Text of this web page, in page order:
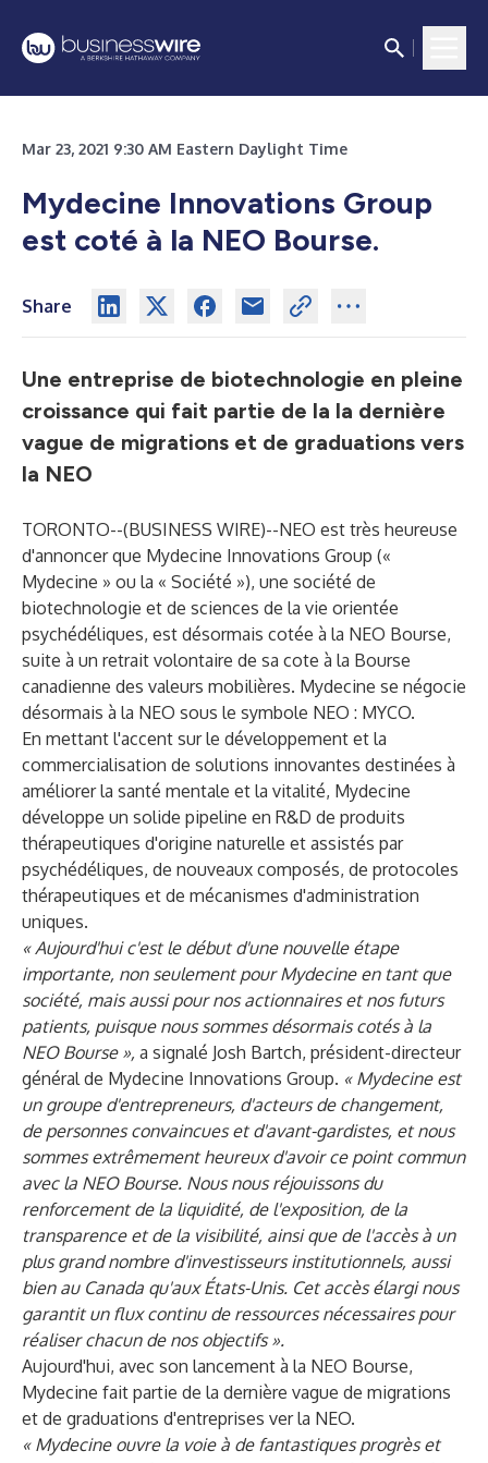
Mar 23, 2021 9:30 AM Eastern Daylight Time
Mydecine Innovations Group
est coté à la NEO Bourse.
Share
Une entreprise de biotechnologie en pleine
croissance qui fait partie de la la dernière
vague de migrations et de graduations vers
la NEO
TORONTO--(BUSINESS WIRE)--NEO est très heureuse
d'annoncer que Mydecine Innovations Group («
Mydecine » ou la « Société »), une société de
biotechnologie et de sciences de la vie orientée
psychédéliques, est désormais cotée à la NEO Bourse,
suite à un retrait volontaire de sa cote à la Bourse
canadienne des valeurs mobilières. Mydecine se négocie
désormais à la NEO sous le symbole NEO : MYCO.
En mettant l'accent sur le développement et la
commercialisation de solutions innovantes destinées à
améliorer la santé mentale et la vitalité, Mydecine
développe un solide pipeline en R&D de produits
thérapeutiques d'origine naturelle et assistés par
psychédéliques, de nouveaux composés, de protocoles
thérapeutiques et de mécanismes d'administration
uniques.
« Aujourd'hui c'est le début d'une nouvelle étape
importante, non seulement pour Mydecine en tant que
société, mais aussi pour nos actionnaires et nos futurs
patients, puisque nous sommes désormais cotés à la
NEO Bourse », a signalé Josh Bartch, président-directeur
général de Mydecine Innovations Group. « Mydecine est
un groupe d'entrepreneurs, d'acteurs de changement,
de personnes convaincues et d'avant-gardistes, et nous
sommes extrêmement heureux d'avoir ce point commun
avec la NEO Bourse. Nous nous réjouissons du
renforcement de la liquidité, de l'exposition, de la
transparence et de la visibilité, ainsi que de l'accès à un
plus grand nombre d'investisseurs institutionnels, aussi
bien au Canada qu'aux États-Unis. Cet accès élargi nous
garantit un flux continu de ressources nécessaires pour
réaliser chacun de nos objectifs ».
Aujourd'hui, avec son lancement à la NEO Bourse,
Mydecine fait partie de la dernière vague de migrations
et de graduations d'entreprises ver la NEO.
« Mydecine ouvre la voie à de fantastiques progrès et